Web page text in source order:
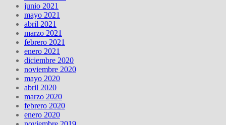
junio 2021
mayo 2021
abril 2021
marzo 2021
febrero 2021
enero 2021
diciembre 2020
noviembre 2020
mayo 2020
abril 2020
marzo 2020
febrero 2020
enero 2020